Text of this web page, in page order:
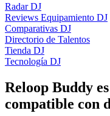
Radar DJ
Reviews Equipamiento DJ
Comparativas DJ
Directorio de Talentos
Tienda DJ
Tecnología DJ
Reloop Buddy
compatible con